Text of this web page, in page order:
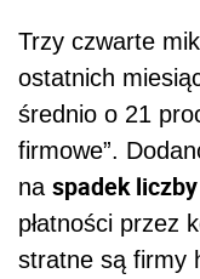
Trzy czwarte
ostatnich
średnio o 21
firmowe”.
na spadek
płatności przez
stratne są firmy